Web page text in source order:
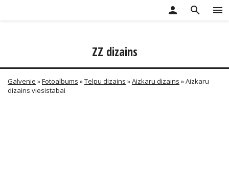
menu
search
person
ZZ dizains
Galvenie »Fotoalbums »Telpu dizains »Aizkaru dizains » Aizkaru
dizains viesistabai